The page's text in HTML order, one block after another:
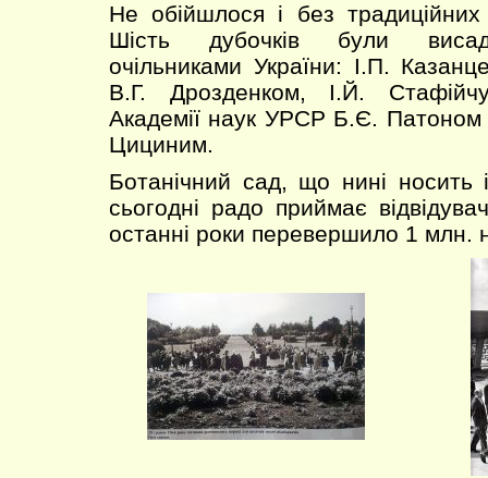
Не обійшлося і без
Шість дубочків були
очільниками України: І.П.
В.Г. Дрозденком, І.Й.
Академії наук УРСР Б.Є.
Цициним.
Ботанічний сад, що нині
сьогодні радо приймає
останні роки перевершило 1 млн.